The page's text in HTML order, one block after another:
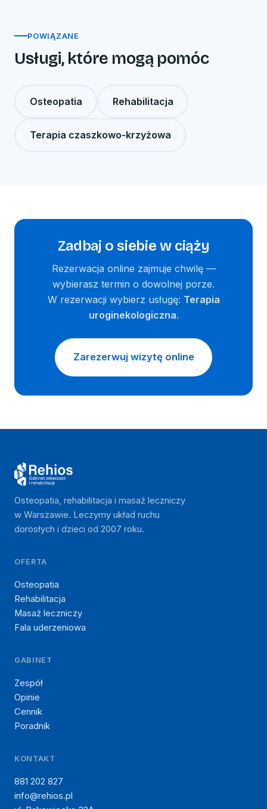
POWIĄZANE
Usługi, które mogą pomóc
Osteopatia Rehabilitacja
Terapia czaszkowo-krzyżowa
Zadbaj o siebie w ciąży
Rezerwacja online zajmuje chwilę —
wybierasz termin o dowolnej porze.
W rezerwacji wybierz usługę: Terapia
uroginekologiczna.
Zarezerwuj wizytę online
Osteopatia, rehabilitacja i masaż leczniczy
w Warszawie. Leczymy układ ruchu
dorosłych i dzieci od 2007 roku.
OFERTA
Osteopatia
Rehabilitacja
Masaż leczniczy
Fala uderzeniowa
GABINET
Zespół
Opinie
Cennik
Poradnik
KONTAKT
881 202 827
info@rehios.pl